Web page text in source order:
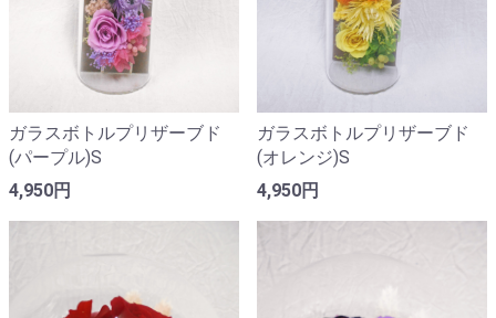
ガラスボトルプリザーブド
(パープル)S
4,950円
ガラスボトルプリザーブド
(オレンジ)S
4,950円